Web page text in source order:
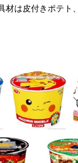
材は皮付きポテト